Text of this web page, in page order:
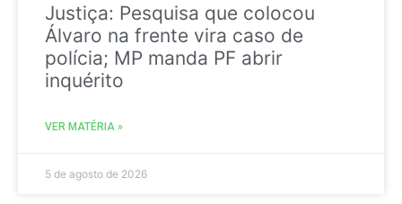
Justiça: Pesquisa que colocou
Álvaro na frente vira caso de
polícia; MP manda PF abrir
inquérito
VER MATÉRIA »
5 de agosto de 2026